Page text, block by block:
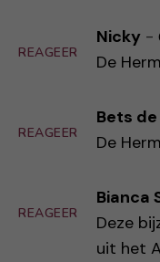
REAGEER
Nicky -
De
REAGEER
Bets
De
REAGEER
Bianca
Deze
uit het